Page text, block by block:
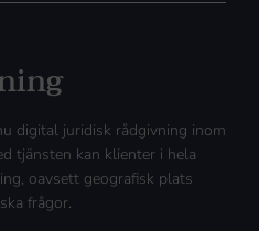
digital juridisk rådgivning inom
tjänsten kan klienter i hela
oavsett geografisk plats
frågor.